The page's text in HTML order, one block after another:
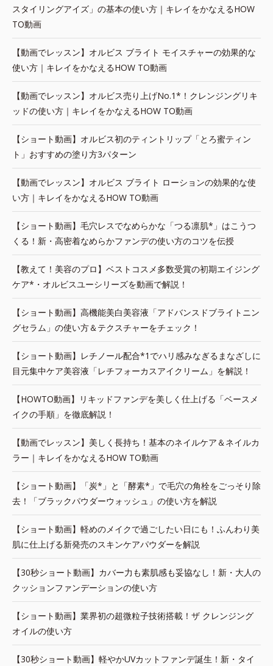
スタイリングアイズ」の基本の使い方｜キレイをかなえるHOW
TO動画
【動画でレッスン】オルビス ブライト モイスチャーの効果的な
使い方｜キレイをかなえるHOW TO動画
【動画でレッスン】オルビス売り上げNo.1*！クレンジングリキ
ッドの使い方｜キレイをかなえるHOW TO動画
【ショート動画】オルビス初のティントリップ「とろ蜜ティン
ト」おすすめの塗り方3パターン
【動画でレッスン】オルビス ブライト ローションの効果的な使
い方｜キレイをかなえるHOW TO動画
【ショート動画】毛穴レスでなめらかな「つる凛肌*」はこうつ
くる！新・高密着なめらかファンデの使い方のコツを伝授
【教えて！美容のプロ】ベストコスメ多数受賞の初期エイジング
ケア*・オルビスユーシリーズを動画で解説！
【ショート動画】高機能美白美容液「アドバンスドブライトニン
グセラム」の使い方＆テクスチャーをチェック！
【ショート動画】レチノール配合*1でハリ感みなぎるまなざしに
目元集中ケア美容液「レチフォーカスアイクリーム」を解説！
【HOWTO動画】リキッドファンデを美しく仕上げる「ベースメ
イクの手順」を徹底解説！
【動画でレッスン】美しく長持ち！基本のネイルケア＆ネイルカ
ラー｜キレイをかなえるHOW TO動画
【ショート動画】「炭*」と「酵素*」で毛穴の角栓をごっそり除
去！「ブラックパウダーウォッシュ」の使い方を解説
【ショート動画】軽めのメイクで過ごしたい日にも！ふんわり美
肌に仕上げる新発売のスキンケアパウダーを解説
【30秒ショート動画】カバー力も素肌感も妥協なし！新・大人の
クッションファンデーションの使い方
【ショート動画】業界初の超微粒子技術搭載！ザ クレンジング
オイルの使い方
【30秒ショート動画】軽やかUVカットファンデ誕生！新・タイ